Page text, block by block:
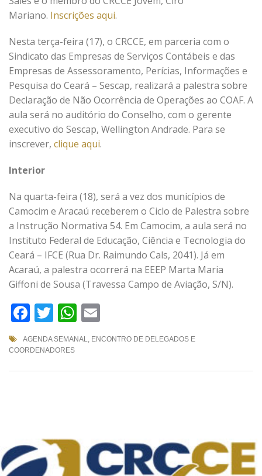
Mariano. Inscrições aqui.
Nesta terça-feira (17), o CRCCE, em parceria com o
Sindicato das Empresas de Serviços Contábeis e das
Empresas de Assessoramento, Perícias, Informações e
Pesquisa do Ceará – Sescap, realizará a palestra sobre
Declaração de Não Ocorrência de Operações ao COAF. A
aula será no auditório do Conselho, com o gerente
executivo do Sescap, Wellington Andrade. Para se
inscrever, clique aqui.
Interior
Na quarta-feira (18), será a vez dos municípios de
Camocim e Aracaú receberem o Ciclo de Palestra sobre
a Instrução Normativa 54. Em Camocim, a aula será no
Instituto Federal de Educação, Ciência e Tecnologia do
Ceará – IFCE (Rua Dr. Raimundo Cals, 2041). Já em
Acaraú, a palestra ocorrerá na EEEP Marta Maria
Giffoni de Sousa (Travessa Campo de Aviação, S/N).
Facebook
TwitterWhatsApp
AGENDA SEMANAL, ENCONTRO DE DELEGADOS E
COORDENADORES